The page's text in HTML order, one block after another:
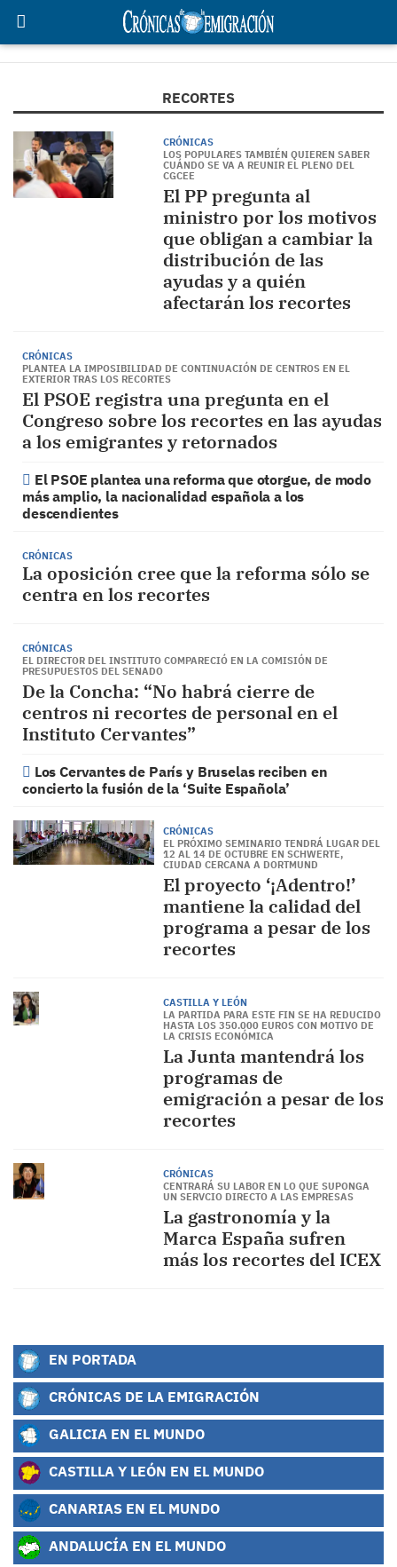
RECORTES
CRÓNICAS
LOS POPULARES TAMBIÉN QUIEREN SABER
CUÁNDO SE VA A REUNIR EL PLENO DEL
CGCEE
El PP pregunta al
ministro por los motivos
que obligan a cambiar la
distribución de las
ayudas y a quién
afectarán los recortes
CRÓNICAS
PLANTEA LA IMPOSIBILIDAD DE CONTINUACIÓN DE CENTROS EN EL
EXTERIOR TRAS LOS RECORTES
El PSOE registra una pregunta en el
Congreso sobre los recortes en las ayudas
a los emigrantes y retornados
El PSOE plantea una reforma que otorgue, de modo
más amplio, la nacionalidad española a los
descendientes
CRÓNICAS
La oposición cree que la reforma sólo se
centra en los recortes
CRÓNICAS
EL DIRECTOR DEL INSTITUTO COMPARECIÓ EN LA COMISIÓN DE
PRESUPUESTOS DEL SENADO
De la Concha: “No habrá cierre de
centros ni recortes de personal en el
Instituto Cervantes”
Los Cervantes de París y Bruselas reciben en
concierto la fusión de la ‘Suite Española’
CRÓNICAS
EL PRÓXIMO SEMINARIO TENDRÁ LUGAR DEL
12 AL 14 DE OCTUBRE EN SCHWERTE,
CIUDAD CERCANA A DORTMUND
El proyecto ‘¡Adentro!’
mantiene la calidad del
programa a pesar de los
recortes
CASTILLA Y LEÓN
LA PARTIDA PARA ESTE FIN SE HA REDUCIDO
HASTA LOS 350.000 EUROS CON MOTIVO DE
LA CRISIS ECONÓMICA
La Junta mantendrá los
programas de
emigración a pesar de los
recortes
CRÓNICAS
CENTRARÁ SU LABOR EN LO QUE SUPONGA
UN SERVCIO DIRECTO A LAS EMPRESAS
La gastronomía y la
Marca España sufren
más los recortes del ICEX
EN PORTADA
CRÓNICAS DE LA EMIGRACIÓN
GALICIA EN EL MUNDO
CASTILLA Y LEÓN EN EL MUNDO
CANARIAS EN EL MUNDO
ANDALUCÍA EN EL MUNDO